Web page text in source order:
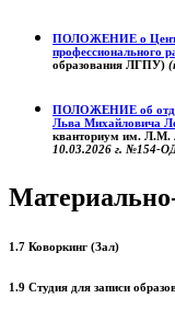
ПОЛОЖЕНИЕ о
образования ЛГПУ)
ПОЛОЖЕНИЕ об
Льва Михайловича
кванториум им.
10.03.2026 г. №154-
1.7 Коворкинг (Зал)
1.9 Студия для записи